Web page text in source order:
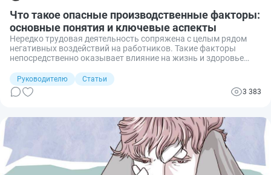
Что такое опасные производственные факторы:
основные понятия и ключевые аспекты
Нередко трудовая деятельность сопряжена с целым рядом
негативных воздействий на работников. Такие факторы
непосредственно оказывает влияние на жизнь и здоровье
государство разрабатывает различные меры по их
определению и классификации. Так, на законодательном
уровне определены опасные производственные факторы.
которые необходимо знать, и ключевые аспекты.
Руководителю
Статьи
3 383